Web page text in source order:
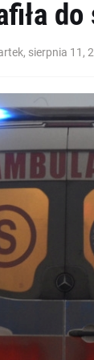
sierpnia 11,